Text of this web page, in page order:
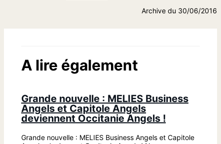
Archive du 30/06/2016
A lire également
Grande nouvelle : MELIES Business
Angels et Capitole Angels
deviennent Occitanie Angels !
Grande nouvelle : MELIES Business Angels et Capitole